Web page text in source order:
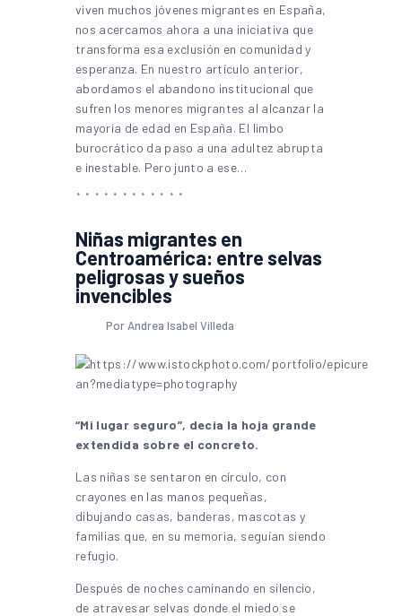
viven muchos jóvenes migrantes en España,
nos acercamos ahora a una iniciativa que
transforma esa exclusión en comunidad y
esperanza. En nuestro artículo anterior,
abordamos el abandono institucional que
sufren los menores migrantes al alcanzar la
mayoría de edad en España. El limbo
burocrático da paso a una adultez abrupta
e inestable. Pero junto a ese…
Niñas migrantes en
Centroamérica: entre selvas
peligrosas y sueños
invencibles
Por Andrea Isabel Villeda
“Mi lugar seguro”, decía la hoja grande
extendida sobre el concreto.
Las niñas se sentaron en círculo, con
crayones en las manos pequeñas,
dibujando casas, banderas, mascotas y
familias que, en su memoria, seguían siendo
refugio.
Después de noches caminando en silencio,
de atravesar selvas donde el miedo se